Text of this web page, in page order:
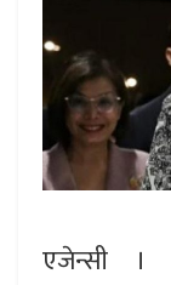
एजेन्सी ।